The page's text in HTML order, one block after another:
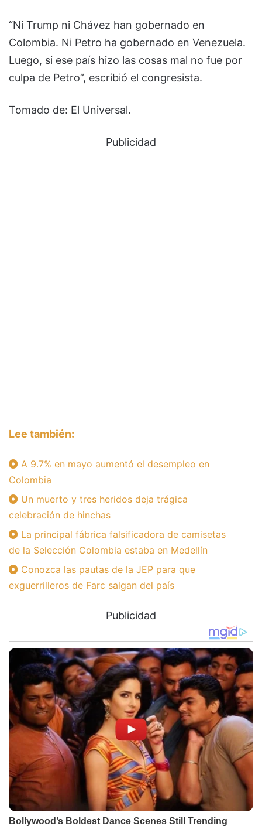
“Ni Trump ni Chávez han gobernado en
Colombia. Ni Petro ha gobernado en Venezuela.
Luego, si ese país hizo las cosas mal no fue por
culpa de Petro”, escribió el congresista.
Tomado de: El Universal.
Publicidad
Lee también:
A 9.7% en mayo aumentó el desempleo en
Colombia
Un muerto y tres heridos deja trágica
celebración de hinchas
La principal fábrica falsificadora de camisetas
de la Selección Colombia estaba en Medellín
Conozca las pautas de la JEP para que
exguerrilleros de Farc salgan del país
Publicidad